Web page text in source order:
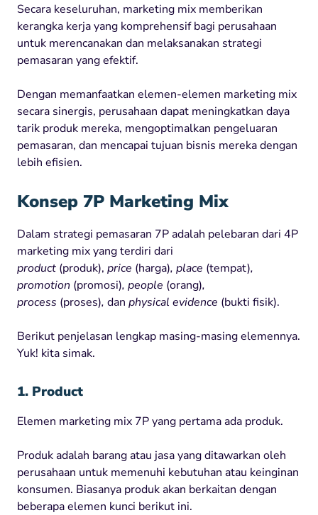
Secara keseluruhan, marketing mix memberikan
kerangka kerja yang komprehensif bagi perusahaan
untuk merencanakan dan melaksanakan strategi
pemasaran yang efektif.
Dengan memanfaatkan elemen-elemen marketing mix
secara sinergis, perusahaan dapat meningkatkan daya
tarik produk mereka, mengoptimalkan pengeluaran
pemasaran, dan mencapai tujuan bisnis mereka dengan
lebih efisien.
Konsep 7P Marketing Mix
Dalam strategi pemasaran 7P adalah pelebaran dari 4P
marketing mix yang terdiri dari
product (produk), price (harga), place (tempat),
promotion (promosi), people (orang),
process (proses), dan physical evidence (bukti fisik).
Berikut penjelasan lengkap masing-masing elemennya.
Yuk! kita simak.
1. Product
Elemen marketing mix 7P yang pertama ada produk.
Produk adalah barang atau jasa yang ditawarkan oleh
perusahaan untuk memenuhi kebutuhan atau keinginan
konsumen. Biasanya produk akan berkaitan dengan
beberapa elemen kunci berikut ini.